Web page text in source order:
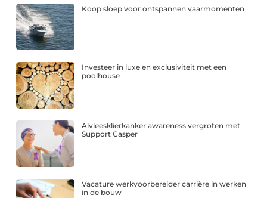
Koop sloep voor ontspannen vaarmomenten
Investeer in luxe en exclusiviteit met een
poolhouse
Alvleesklierkanker awareness vergroten met
Support Casper
Vacature werkvoorbereider carrière in werken
in de bouw